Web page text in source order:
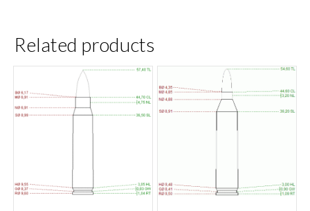
Related products